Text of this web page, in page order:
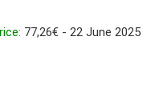
77,26€ - 22 June 2025